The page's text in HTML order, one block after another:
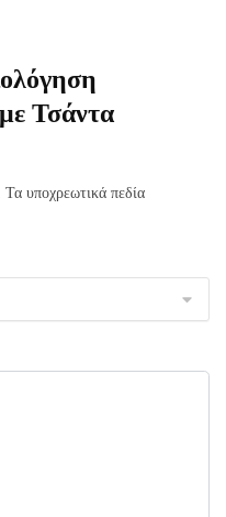
Τσάντα
Τα υποχρεωτικά πεδία